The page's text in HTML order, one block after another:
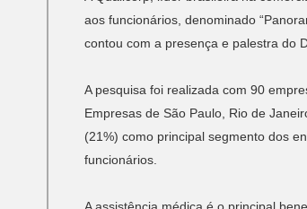
aos funcionários, denominado
contou com a presença e palestra do
A pesquisa foi realizada com 90
Empresas de São Paulo, Rio de
(21%) como principal segmento dos
funcionários.